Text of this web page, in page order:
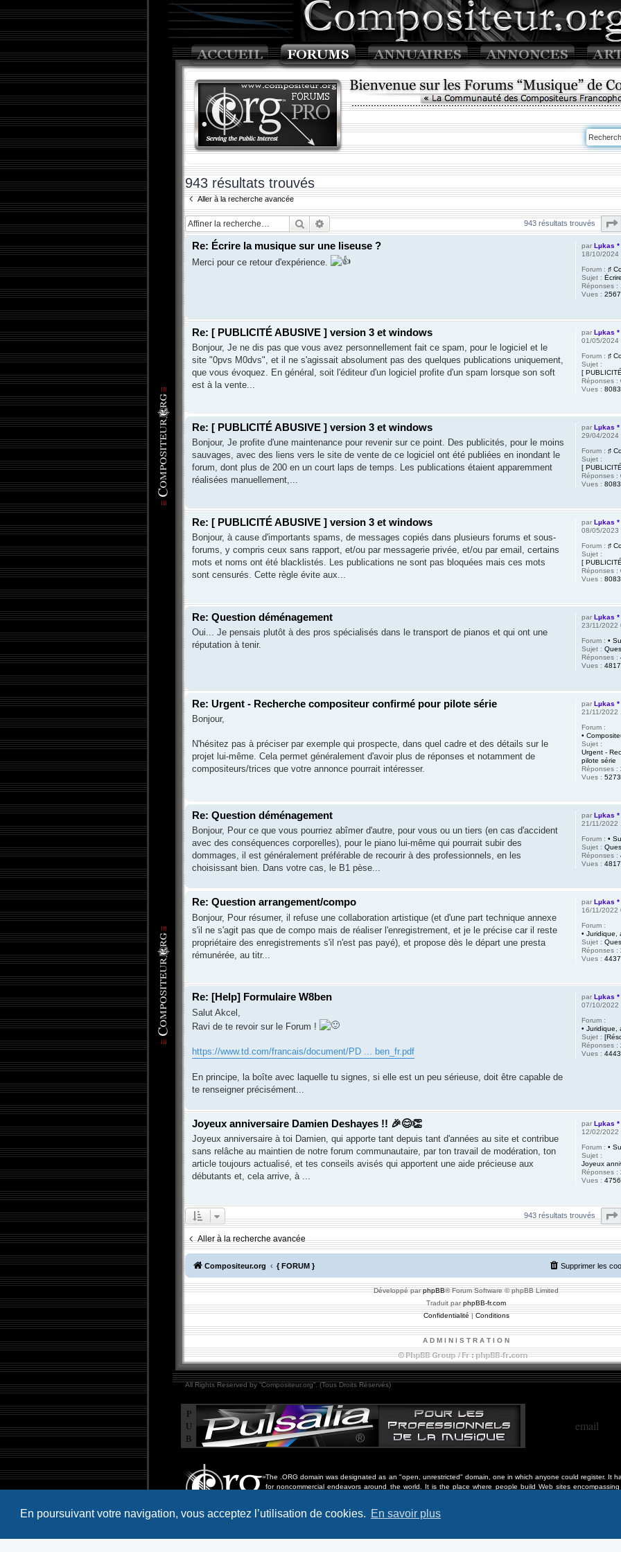
En poursuivant votre navigation, vous acceptez l’utilisation de cookies. En savoir plus
943 résultats trouvés
Aller à la recherche avancée
Rechercher 943 résultats trouvés
par Lµkas *
18/10/2024
Forum : ♯
Sujet :
Réponses :
Vues :
Re: Écrire la musique sur une liseuse ?
Merci pour ce retour d'expérience.
par Lµkas *
01/05/2024
Forum : ♯
Sujet :
[
Réponses :
Vues : 8083
Re: [ PUBLICITÉ ABUSIVE ] version 3 et windows
Bonjour, Je ne dis pas que vous avez personnellement fait ce spam, pour le logiciel et le
site "0pvs M0dvs", et il ne s'agissait absolument pas des quelques publications uniquement,
que vous évoquez. En général, soit l'éditeur d'un logiciel profite d'un spam lorsque son soft
est à la vente...
par Lµkas *
29/04/2024
Forum : ♯
Sujet :
[
Réponses :
Vues : 8083
Re: [ PUBLICITÉ ABUSIVE ] version 3 et windows
Bonjour, Je profite d'une maintenance pour revenir sur ce point. Des publicités, pour le moins
sauvages, avec des liens vers le site de vente de ce logiciel ont été publiées en inondant le
forum, dont plus de 200 en un court laps de temps. Les publications étaient apparemment
réalisées manuellement,...
par Lµkas *
08/05/2023
Forum : ♯
Sujet :
[
Réponses :
Vues : 8083
Re: [ PUBLICITÉ ABUSIVE ] version 3 et windows
Bonjour, à cause d'importants spams, de messages copiés dans plusieurs forums et sous-
forums, y compris ceux sans rapport, et/ou par messagerie privée, et/ou par email, certains
mots et noms ont été blacklistés. Les publications ne sont pas bloquées mais ces mots
sont censurés. Cette règle évite aux...
par Lµkas *
23/11/2022
Forum : •
Sujet :
Réponses :
Vues : 4817
Re: Question déménagement
Oui... Je pensais plutôt à des pros spécialisés dans le transport de pianos et qui ont une
réputation à tenir.
par Lµkas *
21/11/2022
Forum :
•
Sujet :
Urgent -
pilote série
Réponses :
Vues :
Re: Urgent - Recherche compositeur confirmé pour pilote série
Bonjour,
N'hésitez pas à préciser par exemple qui prospecte, dans quel cadre et des détails sur le
projet lui-même. Cela permet généralement d'avoir plus de réponses et notamment de
compositeurs/trices que votre annonce pourrait intéresser.
par Lµkas *
21/11/2022
Forum : •
Sujet :
Réponses :
Vues : 4817
Re: Question déménagement
Bonjour, Pour ce que vous pourriez abîmer d'autre, pour vous ou un tiers (en cas d'accident
avec des conséquences corporelles), pour le piano lui-même qui pourrait subir des
dommages, il est généralement préférable de recourir à des professionnels, en les
choisissant bien. Dans votre cas, le B1 pèse...
par Lµkas *
16/11/2022
Forum :
• Juridique,
Sujet :
Réponses :
Vues : 4437
Re: Question arrangement/compo
Bonjour, Pour résumer, il refuse une collaboration artistique (et d'une part technique annexe
s'il ne s'agit pas que de compo mais de réaliser l'enregistrement, et je le précise car il reste
propriétaire des enregistrements s'il n'est pas payé), et propose dès le départ une presta
rémunérée, au titr...
par Lµkas *
07/10/2022
Forum :
• Juridique,
Sujet :
Réponses :
Vues : 4443
Re: [Help] Formulaire W8ben
Salut Akcel,
Ravi de te revoir sur le Forum !
https://www.td.com/francais/document/PD ... ben_fr.pdf
En principe, la boîte avec laquelle tu signes, si elle est un peu sérieuse, doit être capable de
te renseigner précisément...
par Lµkas *
12/02/2022
Forum : •
Sujet :
Joyeux
Réponses :
Vues : 4756
Joyeux anniversaire Damien Deshayes !! 🎉😊👏
Joyeux anniversaire à toi Damien, qui apporte tant depuis tant d'années au site et contribue
sans relâche au maintien de notre forum communautaire, par ton travail de modération, ton
article toujours actualisé, et tes conseils avisés qui apportent une aide précieuse aux
débutants et, cela arrive, à ...
943 résultats trouvés
Aller à la recherche avancée
Compositeur.org { FORUM } Supprimer les
Développé parphpBB® Forum Software © phpBB Limited
Traduit parphpBB-fr.com
Confidentialité|Conditions
A D M I N I S T R A T I O N
All Rights Reserved by “Compositeur.org”. (Tous Droits Réservés)
P
U
B
email
The .ORG domain was designated as an "open, unrestricted" domain, one in which anyone could register. It
for noncommercial endeavors around the world. It is the place where people build Web sites